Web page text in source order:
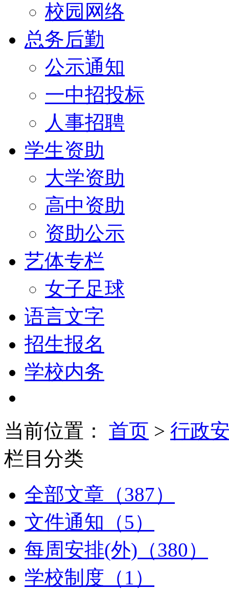
校园网络
总务后勤
公示通知
一中招投标
人事招聘
学生资助
大学资助
高中资助
资助公示
艺体专栏
女子足球
语言文字
招生报名
学校内务
当前位置： 首页 > 行政
栏目分类
全部文章（387）
文件通知（5）
每周安排(外)（380）
学校制度（1）